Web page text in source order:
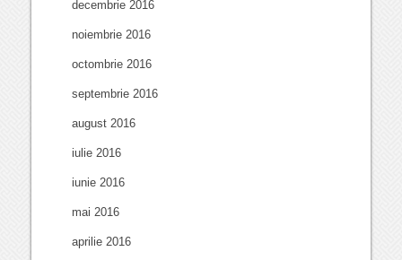
decembrie 2016
noiembrie 2016
octombrie 2016
septembrie 2016
august 2016
iulie 2016
iunie 2016
mai 2016
aprilie 2016